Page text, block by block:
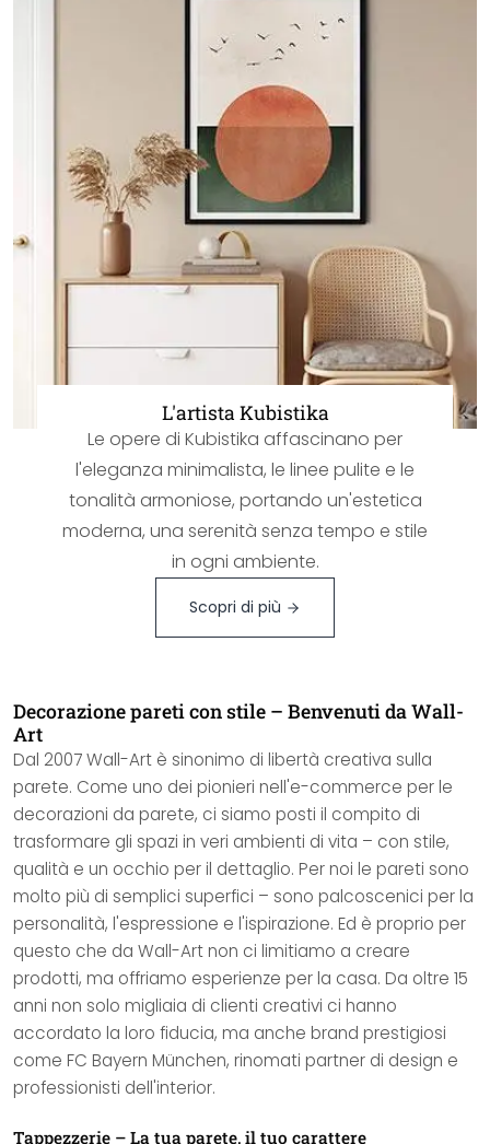
L'artista Kubistika
Le opere di Kubistika affascinano per
l'eleganza minimalista, le linee pulite e le
tonalità armoniose, portando un'estetica
moderna, una serenità senza tempo e stile
in ogni ambiente.
Scopri di più
Decorazione pareti con stile – Benvenuti da Wall-
Art
Dal 2007 Wall-Art è sinonimo di libertà creativa sulla
parete. Come uno dei pionieri nell'e-commerce per le
decorazioni da parete, ci siamo posti il compito di
trasformare gli spazi in veri ambienti di vita – con stile,
qualità e un occhio per il dettaglio. Per noi le pareti sono
molto più di semplici superfici – sono palcoscenici per la
personalità, l'espressione e l'ispirazione. Ed è proprio per
questo che da Wall-Art non ci limitiamo a creare
prodotti, ma offriamo esperienze per la casa. Da oltre 15
anni non solo migliaia di clienti creativi ci hanno
accordato la loro fiducia, ma anche brand prestigiosi
come FC Bayern München, rinomati partner di design e
professionisti dell'interior.
Tappezzerie – La tua parete, il tuo carattere